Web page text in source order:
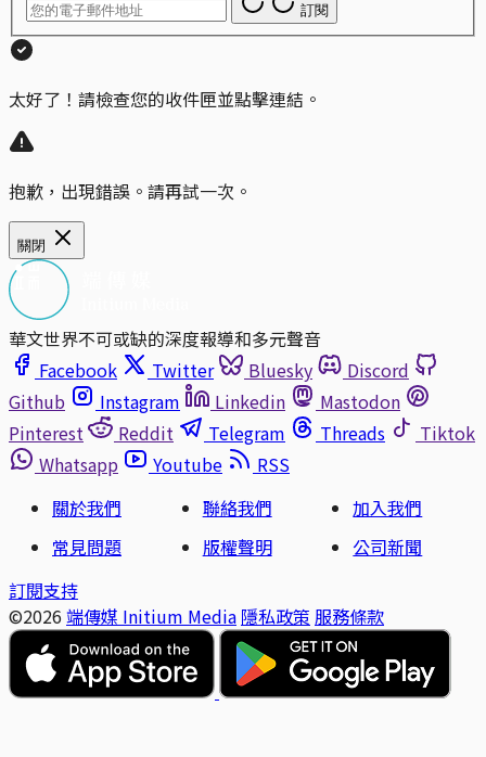
訂閱
太好了！請檢查您的收件匣並點擊連結。
抱歉，出現錯誤。請再試一次。
關閉
華文世界不可或缺的深度報導和多元聲音
Facebook
Twitter Bluesky
Discord
Github
Instagram Linkedin
Mastodon
Pinterest
Reddit Telegram Threads
Tiktok
Whatsapp
Youtube
RSS
關於我們
聯絡我們
加入我們
常見問題
版權聲明
公司新聞
訂閱支持
©2026 端傳媒 Initium Media 隱私政策 服務條款